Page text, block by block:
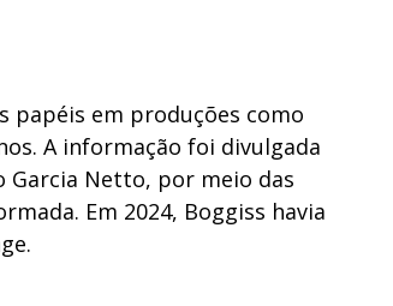
papéis em produções como
A informação foi divulgada
Garcia Netto, por meio das
Em 2024, Boggiss havia